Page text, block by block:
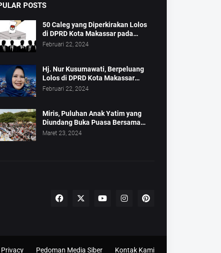
POSTS
50 Caleg yang Diperkirakan Lolos
di DPRD Kota Makassar pada
Pemilu 2024
Februari 22, 2024
Hj. Nur Kusumawati, Berpeluang
Lolos di DPRD Kota Makassar
Mewakili Suara Perempuan Dapil 2
Februari 22, 2024
Miris, Puluhan Anak Yatim yang
Diundang Buka Puasa Bersama
Tidak Dapat Jatah Makan dan Infaq
Maret 23, 2024
Privacy Pedoman Media Siber Kontak Kami